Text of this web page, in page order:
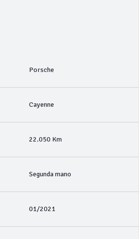
Porsche
Cayenne
22.050 Km
Segunda mano
01/2021